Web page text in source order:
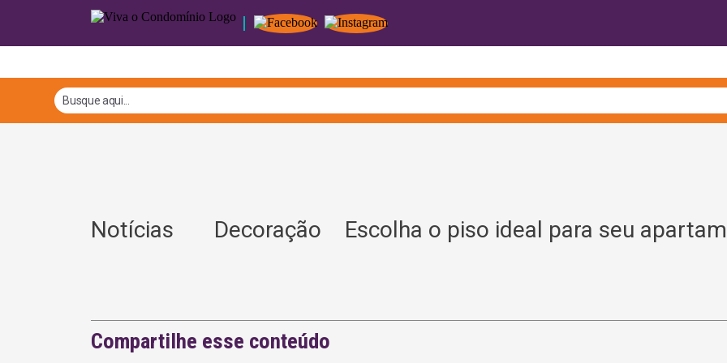
Notícias Decoração Escolha o piso ideal para seu
Compartilhe esse conteúdo